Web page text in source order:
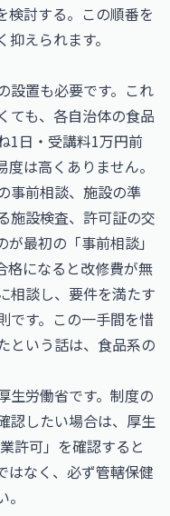
検討する。この順番を
えられます。
設置も必要です。これ
ても、各自治体の食品
1日・受講料1万円前
は高くありません。
事前相談、施設の準
施設検査、許可証の交
最初の「事前相談」
格になると改修費が無
相談し、要件を満たす
です。この一手間を惜
という話は、食品系の
生労働省です。制度の
したい場合は、 厚生
許可」を確認すると
はなく、必ず管轄保健